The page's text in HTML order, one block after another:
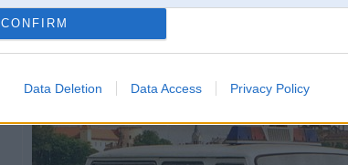
CONFIRM
Data Deletion Data Access Privacy Policy